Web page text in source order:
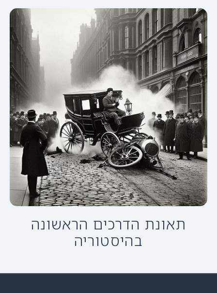
תאונת הדרכים הראשונה
בהיסטוריה